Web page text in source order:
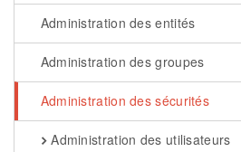
Administration des entités
Administration des groupes
Administration des sécurités
Administration des utilisateurs